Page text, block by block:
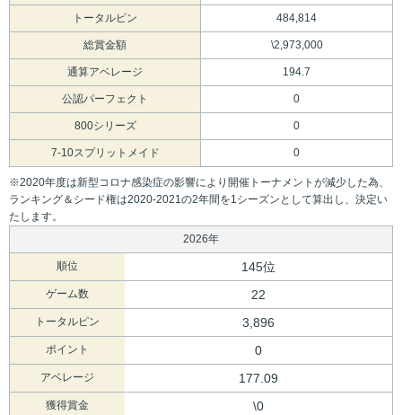
トータルピン 484,814
総賞金額 \2,973,000
通算アベレージ 194.7
公認パーフェクト 0
800シリーズ 0
7-10スプリットメイド 0
※2020年度は新型コロナ感染症の影響により開催トーナメントが減少した為、
ランキング＆シード権は2020-2021の2年間を1シーズンとして算出し、決定い
たします。
2026年
順位 145位
ゲーム数 22
トータルピン 3,896
ポイント 0
アベレージ 177.09
獲得賞金 \0